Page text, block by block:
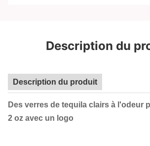
Description du
Description du produit
Des verres de tequila clairs à l'odeur
2 oz avec un logo